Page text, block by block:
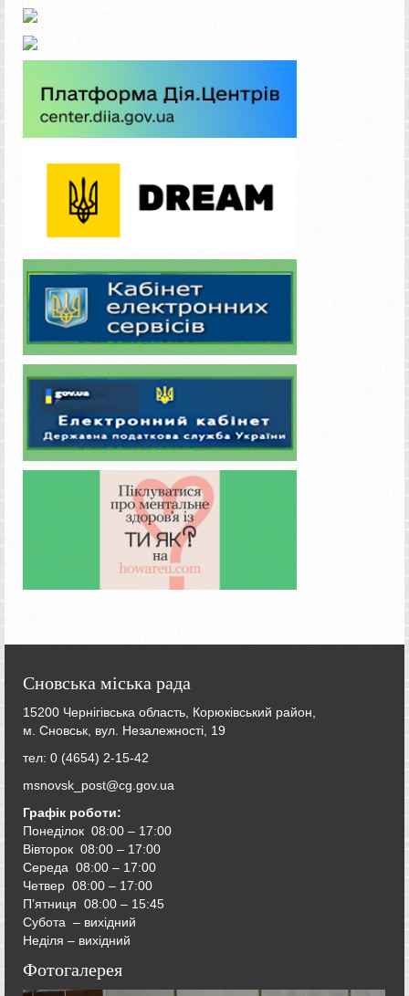
Сновська міська рада
15200 Чернігівська область, Корюківський район,
м. Сновськ, вул. Незалежності, 19
тел: 0 (4654) 2-15-42
msnovsk_post@cg.gov.ua
Графік роботи:
Понеділок 08:00 – 17:00
Вівторок 08:00 – 17:00
Середа 08:00 – 17:00
Четвер 08:00 – 17:00
П’ятниця 08:00 – 15:45
Субота – вихідний
Неділя – вихідний
Фотогалерея